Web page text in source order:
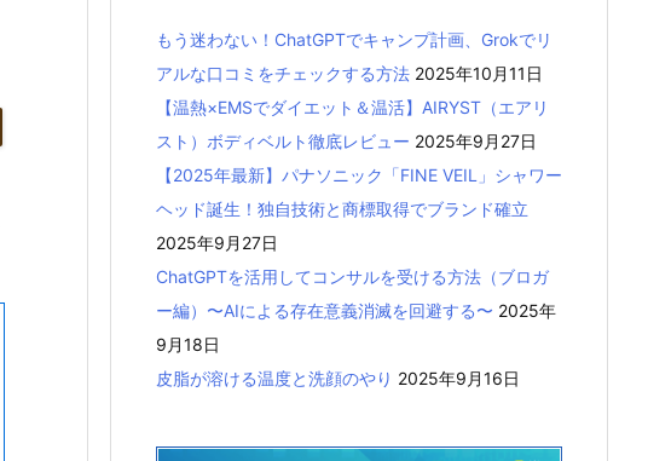
もう迷わない！ChatGPTでキャンプ計画、Grokでリ
アルな口コミをチェックする方法 2025年10月11日
【温熱×EMSでダイエット＆温活】AIRYST（エアリ
スト）ボディベルト徹底レビュー 2025年9月27日
【2025年最新】パナソニック「FINE VEIL」シャワー
ヘッド誕生！独自技術と商標取得でブランド確立
2025年9月27日
ChatGPTを活用してコンサルを受ける方法（ブロガ
ー編）〜AIによる存在意義消滅を回避する〜 2025年
9月18日
皮脂が溶ける温度と洗顔のやり 2025年9月16日